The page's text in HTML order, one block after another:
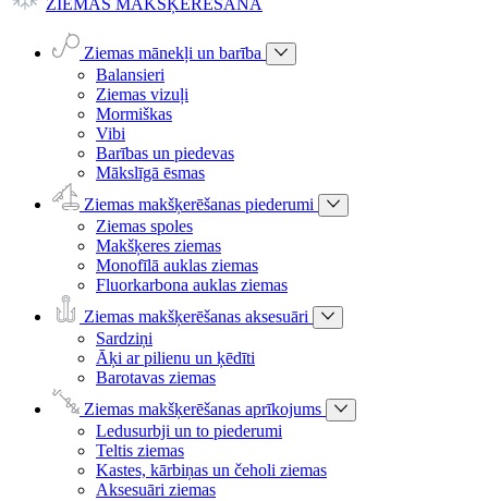
ZIEMAS MAKŠĶERĒŠANA
Ziemas mānekļi un barība
Balansieri
Ziemas vizuļi
Mormiškas
Vibi
Barības un piedevas
Mākslīgā ēsmas
Ziemas makšķerēšanas piederumi
Ziemas spoles
Makšķeres ziemas
Monofīlā auklas ziemas
Fluorkarbona auklas ziemas
Ziemas makšķerēšanas aksesuāri
Sardziņi
Āķi ar pilienu un ķēdīti
Barotavas ziemas
Ziemas makšķerēšanas aprīkojums
Ledusurbji un to piederumi
Teltis ziemas
Kastes, kārbiņas un čeholi ziemas
Aksesuāri ziemas